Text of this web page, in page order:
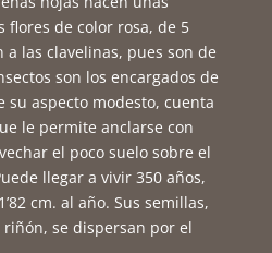
flores de color rosa, de 5
las clavelinas, pues son de
son los encargados de
su aspecto modesto, cuenta
le permite anclarse con
el poco suelo sobre el
llegar a vivir 350 años,
cm. al año. Sus semillas,
se dispersan por el